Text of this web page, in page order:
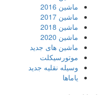
ماشین 2016
ماشین 2017
ماشین 2018
ماشین 2020
ماشین های جدید
موتورسیکلت
وسیله نقلیه جدید
یاماها